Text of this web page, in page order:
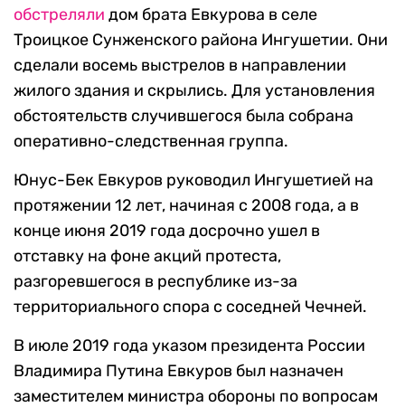
обстреляли дом брата Евкурова в селе
Троицкое Сунженского района Ингушетии. Они
сделали восемь выстрелов в направлении
жилого здания и скрылись. Для установления
обстоятельств случившегося была собрана
оперативно-следственная группа.
Юнус-Бек Евкуров руководил Ингушетией на
протяжении 12 лет, начиная с 2008 года, а в
конце июня 2019 года досрочно ушел в
отставку на фоне акций протеста,
разгоревшегося в республике из-за
территориального спора с соседней Чечней.
В июле 2019 года указом президента России
Владимира Путина Евкуров был назначен
заместителем министра обороны по вопросам